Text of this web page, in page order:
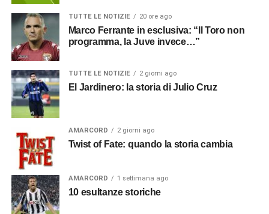
TUTTE LE NOTIZIE 20 ore ago
Marco Ferrante in esclusiva: “Il Toro non
programma, la Juve invece…”
TUTTE LE NOTIZIE 2 giorni ago
El Jardinero: la storia di Julio Cruz
AMARCORD 2 giorni ago
Twist of Fate: quando la storia cambia
AMARCORD 1 settimana ago
10 esultanze storiche